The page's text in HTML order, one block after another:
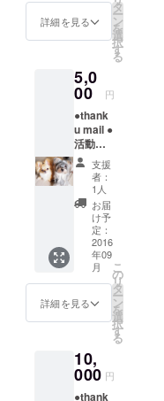
※完成
から3か
月間有
チン・
狂犬病
ワクチ
ン証明
書必須
※営業
日
（土・
日）
詳細を見る
タ
ー
ン
を
選
択
す
る
5,0
00 円
●thank
u mail ●
活動報
告、収
支報告
●ドッグ
ラン使
用パス
ポート
※8月
末頃完
成予定
※完成
から3か
月間有
チン・
狂犬病
ワクチ
支援
者：
1人
お届
け予
定：
2016
年09
月
詳細を見る
こ
の
リ
タ
ー
ン
を
選
択
す
る
10,
000 円
●thank